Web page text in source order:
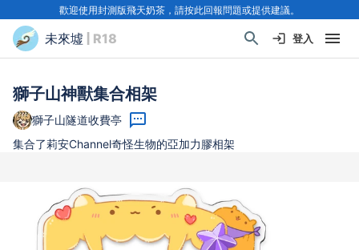
歡迎使用封測版飛天奶茶，請按此回報問題或提供建議。
未來墟 | R18 登入
獅子山神獸集合相架
獅子山隧道收費亭
集合了莉安Channel奇怪生物的亞加力膠相架